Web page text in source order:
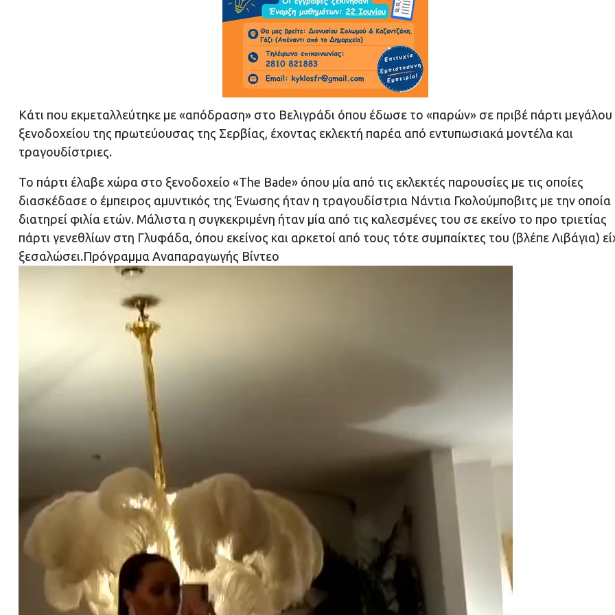
Κάτι που εκμεταλλεύτηκε με «απόδραση» στο Βελιγράδι όπου έδωσε το «παρών» σε πριβέ πάρτι μεγάλου
ξενοδοχείου της πρωτεύουσας της Σερβίας, έχοντας εκλεκτή παρέα από εντυπωσιακά μοντέλα και
τραγουδίστριες.
Το πάρτι έλαβε χώρα στο ξενοδοχείο «The Bade» όπου μία από τις εκλεκτές παρουσίες με τις οποίες
διασκέδασε ο έμπειρος αμυντικός της Ένωσης ήταν η τραγουδίστρια Νάντια Γκολούμποβιτς με την οποία
διατηρεί φιλία ετών. Μάλιστα η συγκεκριμένη ήταν μία από τις καλεσμένες του σε εκείνο το προ τριετίας
πάρτι γενεθλίων στη Γλυφάδα, όπου εκείνος και αρκετοί από τους τότε συμπαίκτες του (βλέπε Λιβάγια)
ξεσαλώσει.Πρόγραμμα Αναπαραγωγής Βίντεο